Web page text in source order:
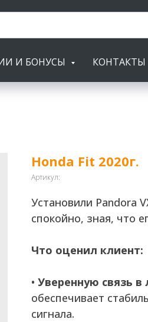
И БОНУСЫ КОНТАКТЫ
Honda Fit 2020г.
Артикул:
Установили Pandora
спокойно, зная, что
Что оценил клиент:
• Уверенную связь
обеспечивает
сигнала.